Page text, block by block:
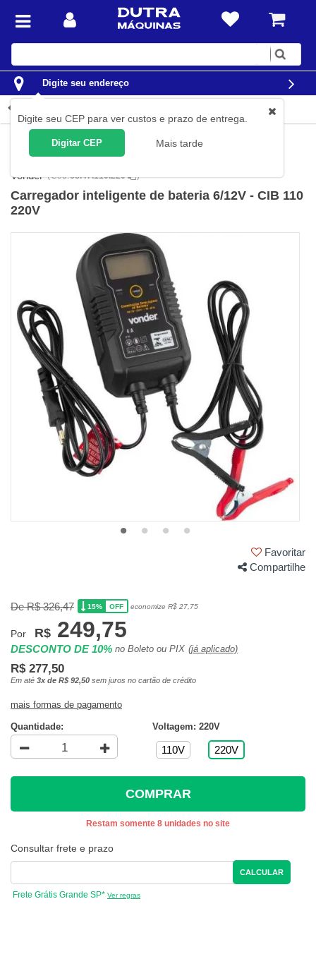
Digite
Digite seu endereço
Digite seu CEP para ver custos e prazo de entrega.
Digitar CEP Mais tarde
Automotivo Mecânica e elétrica
Carregadores e Auxiliar de
Vonder (Cód.68.47.110.220 )
Carregador inteligente de bateria 6/12V - CIB 110
220V
Favoritar
Compartilhe
De R$ 326,47 15% OFF economize R$ 27,75
Por R$ 249,75
DESCONTO DE 10% no Boleto ou PIX (já aplicado)
R$ 277,50
Em até 3x de R$ 92,50 sem juros no cartão de crédito
mais formas de pagamento
Quantidade: Voltagem: 220V
110V 220V
COMPRAR
Restam somente 8 unidades no site
Consultar frete e prazo
CALCULAR
Frete Grátis Grande SP* Ver regras